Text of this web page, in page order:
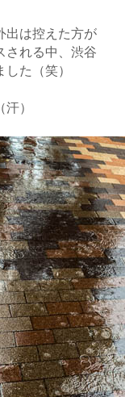
出は控えた方が
される中、渋谷
た（笑）
）